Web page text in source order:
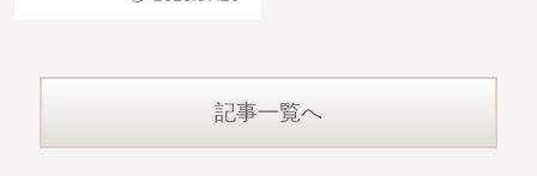
Dセルリフトの方は胸の皮
記事一覧へ